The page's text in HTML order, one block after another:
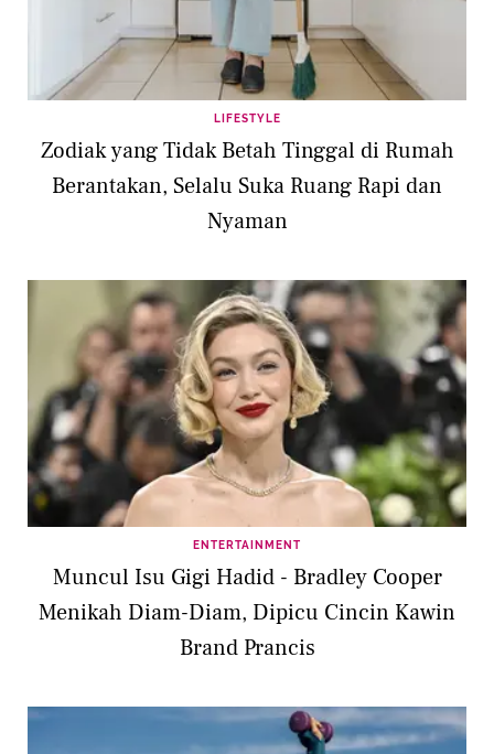
LIFESTYLE
Zodiak yang Tidak Betah Tinggal di Rumah
Berantakan, Selalu Suka Ruang Rapi dan
Nyaman
ENTERTAINMENT
Muncul Isu Gigi Hadid - Bradley Cooper
Menikah Diam-Diam, Dipicu Cincin Kawin
Brand Prancis